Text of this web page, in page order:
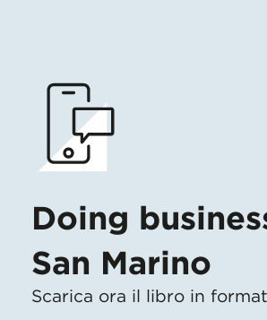
Doing
San Marino
Scarica ora il libro in